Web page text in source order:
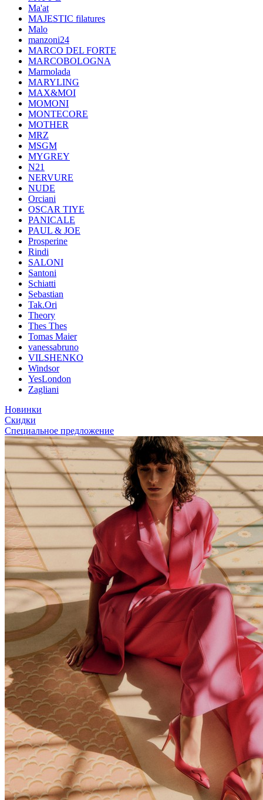
Ma'at
MAJESTIC filatures
Malo
manzoni24
MARCO DEL FORTE
MARCOBOLOGNA
Marmolada
MARYLING
MAX&MOI
MOMONI
MONTECORE
MOTHER
MRZ
MSGM
MYGREY
N21
NERVURE
NUDE
Orciani
OSCAR TIYE
PANICALE
PAUL & JOE
Prosperine
Rindi
SALONI
Santoni
Schiatti
Sebastian
Tak.Ori
Theory
Thes Thes
Tomas Maier
vanessabruno
VILSHENKO
Windsor
YesLondon
Zagliani
Новинки
Скидки
Специальное предложение